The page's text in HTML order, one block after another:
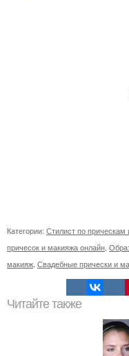
Категории: Стилист по прическам
причесок и макияжа онлайн
макияж Свадебные прически и
Читайте также